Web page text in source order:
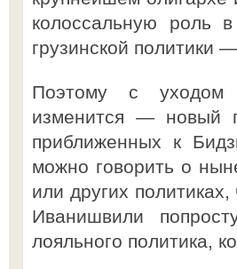
колоссальную роль
грузинской политики
Поэтому с уходом
изменится — новый
приближенных к
можно говорить о
или других
Иванишвили
лояльного политика,